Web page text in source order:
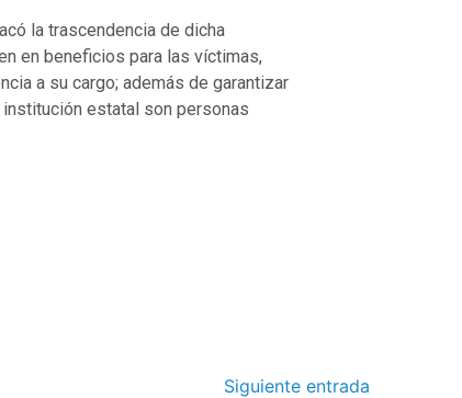
la trascendencia de dicha
en beneficios para las víctimas,
a su cargo; además de garantizar
estatal son personas
Siguiente entrada